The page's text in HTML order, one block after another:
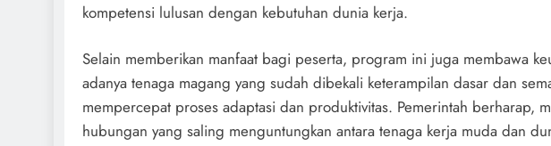
kompetensi lulusan dengan kebutuhan dunia kerja.
Selain memberikan manfaat bagi peserta, program ini juga membawa
adanya tenaga magang yang sudah dibekali keterampilan dasar dan
mempercepat proses adaptasi dan produktivitas. Pemerintah berharap,
hubungan yang saling menguntungkan antara tenaga kerja muda dan